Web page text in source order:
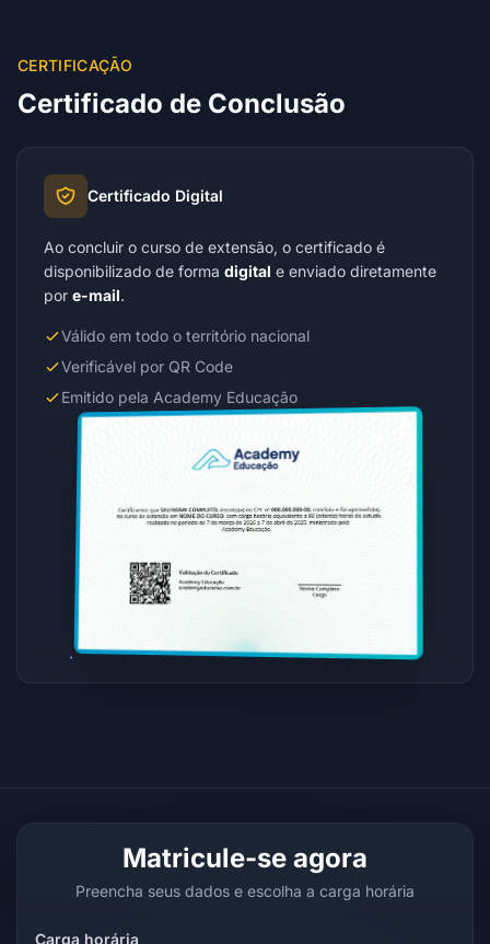
CERTIFICAÇÃO
Certificado de Conclusão
Certificado Digital
Ao concluir o curso de extensão, o certificado é
disponibilizado de forma digital e enviado diretamente
por e-mail.
Válido em todo o território nacional
Verificável por QR Code
Emitido pela Academy Educação
Matricule-se agora
Preencha seus dados e escolha a carga horária
Carga horária